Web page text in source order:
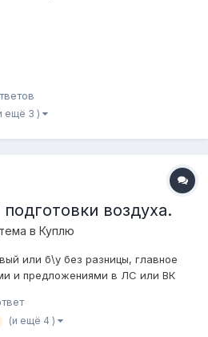
за недорого! тел:89224175644
ещё 3 )
воздуха.
в Куплю
или б\у без разницы, главное
и предложениями в ЛС или ВК
(и ещё 4 )